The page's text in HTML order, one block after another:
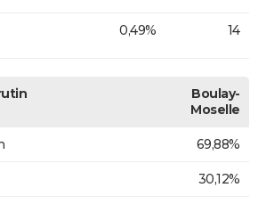
0,49% 14
Boulay-
Moselle
69,88%
30,12%